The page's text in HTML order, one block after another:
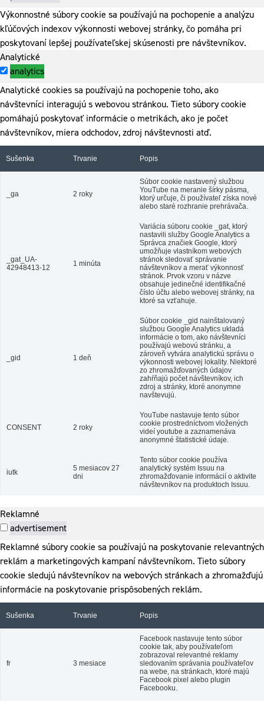
Výkonnostné súbory cookie sa používajú na pochopenie a analýzu
kľúčových indexov výkonnosti webovej stránky, čo pomáha pri
poskytovaní lepšej používateľskej skúsenosti pre návštevníkov.
Analytické
analytics
Analytické cookies sa používajú na pochopenie toho, ako
návštevníci interagujú s webovou stránkou. Tieto súbory cookie
pomáhajú poskytovať informácie o metrikách, ako je počet
návštevníkov, miera odchodov, zdroj návštevnosti atď.
Sušenka Trvanie Popis
_ga 2 roky
Súbor cookie nastavený službou
YouTube na meranie šírky pásma,
ktorý určuje, či používateľ získa nové
alebo staré rozhranie prehrávača.
_gat_UA-
42948413-12
1 minúta
Variácia súboru cookie _gat, ktorý
nastavili služby Google Analytics a
Správca značiek Google, ktorý
umožňuje vlastníkom webových
stránok sledovať správanie
návštevníkov a merať výkonnosť
stránok. Prvok vzoru v názve
obsahuje jedinečné identifikačné
číslo účtu alebo webovej stránky, na
ktoré sa vzťahuje.
_gid 1 deň
Súbor cookie _gid nainštalovaný
službou Google Analytics ukladá
informácie o tom, ako návštevníci
používajú webovú stránku, a
zároveň vytvára analytickú správu o
výkonnosti webovej lokality. Niektoré
zo zhromažďovaných údajov
zahŕňajú počet návštevníkov, ich
zdroj a stránky, ktoré anonymne
navštevujú.
CONSENT 2 roky
YouTube nastavuje tento súbor
cookie prostredníctvom vložených
videí youtube a zaznamenáva
anonymné štatistické údaje.
iutk
5 mesiacov 27
dni
Tento súbor cookie používa
analytický systém Issuu na
zhromažďovanie informácií o aktivite
návštevníkov na produktoch Issuu.
Reklamné
advertisement
Reklamné súbory cookie sa používajú na poskytovanie relevantných
reklám a marketingových kampaní návštevníkom. Tieto súbory
cookie sledujú návštevníkov na webových stránkach a zhromažďujú
informácie na poskytovanie prispôsobených reklám.
Sušenka Trvanie Popis
fr 3 mesiace
Facebook nastavuje tento súbor
cookie tak, aby používateľom
zobrazoval relevantné reklamy
sledovaním správania používateľov
na webe, na stránkach, ktoré majú
Facebook pixel alebo plugin
Facebooku.